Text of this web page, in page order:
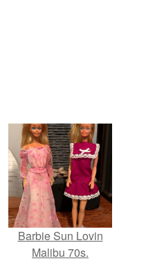
Barbie Sun Lovin
Malibu 70s.